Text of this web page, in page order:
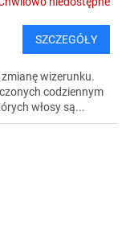
SZCZEGÓŁY
wizerunku.
codziennym
włosy są...